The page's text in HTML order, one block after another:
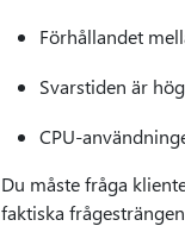
Förhållandet
Svarstiden är
CPU-
Du måste fråga
faktiska